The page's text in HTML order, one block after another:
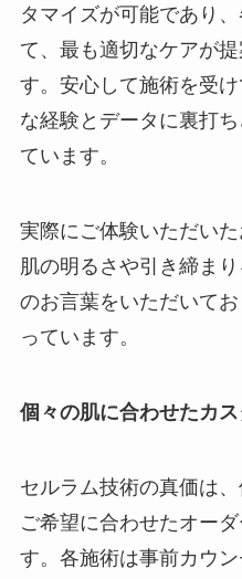
タマイズが可能であり
て、最も適切なケアが
す。安心して施術を受
な経験とデータに裏打
ています。
実際にご体験いただい
肌の明るさや引き締ま
のお言葉をいただいて
っています。
個々の肌に合わせたカ
セルラム技術の真価は
ご希望に合わせたオー
す。各施術は事前カウ